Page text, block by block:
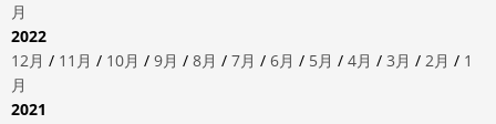
月
2022
12月 / 11月 / 10月 / 9月 / 8月 / 7月 / 6月 / 5月 / 4月 / 3月 / 2月 / 1
月
2021